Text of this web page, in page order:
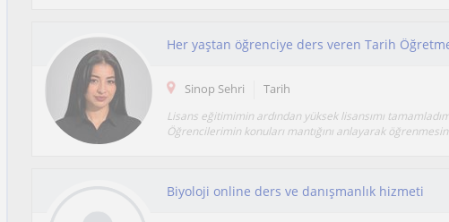
Her yaştan öğrenciye ders veren Tarih
Sinop Sehri Tarih
Lisans eğitimimin ardından yüksek lisansımı
Öğrencilerimin konuları mantığını anlayarak
Biyoloji online ders ve danışmanlık hizmeti